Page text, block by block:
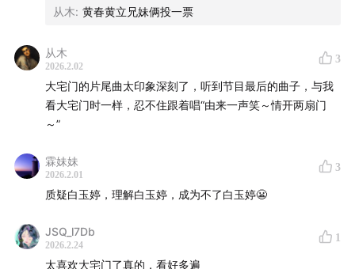
从木: 黄春黄立兄妹俩投一票
从木
2026.2.02
3
大宅门的片尾曲太印象深刻了，听到节目最后的曲子，与我
看大宅门时一样，忍不住跟着唱“由来一声笑～情开两扇门
～”
霖妹妹
2026.2.01
3
质疑白玉婷，理解白玉婷，成为不了白玉婷😬
JSQ_l7Db
2026.2.24
1
太喜欢大宅门了真的，看好多遍